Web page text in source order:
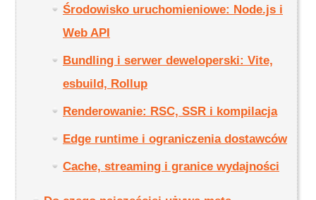
Środowisko uruchomieniowe: Node.js i
Web API
Bundling i serwer deweloperski: Vite,
esbuild, Rollup
Renderowanie: RSC, SSR i kompilacja
Edge runtime i ograniczenia dostawców
Cache, streaming i granice wydajności